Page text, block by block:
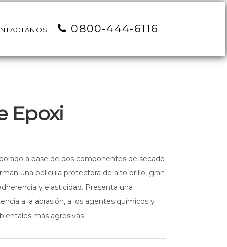
0800-444-6116
Epoxi
a base de dos componentes de secado
una película protectora de alto brillo, gran
y elasticidad. Presenta una
a la abrasión, a los agentes químicos y
más agresivas